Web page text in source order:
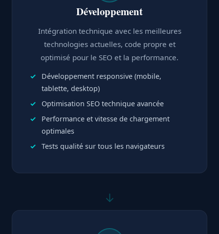
Développement
Intégration technique avec les meilleures
technologies actuelles, code propre et
optimisé pour le SEO et la performance.
Développement responsive (mobile,
tablette, desktop)
Optimisation SEO technique avancée
Performance et vitesse de chargement
optimales
Tests qualité sur tous les navigateurs
↓